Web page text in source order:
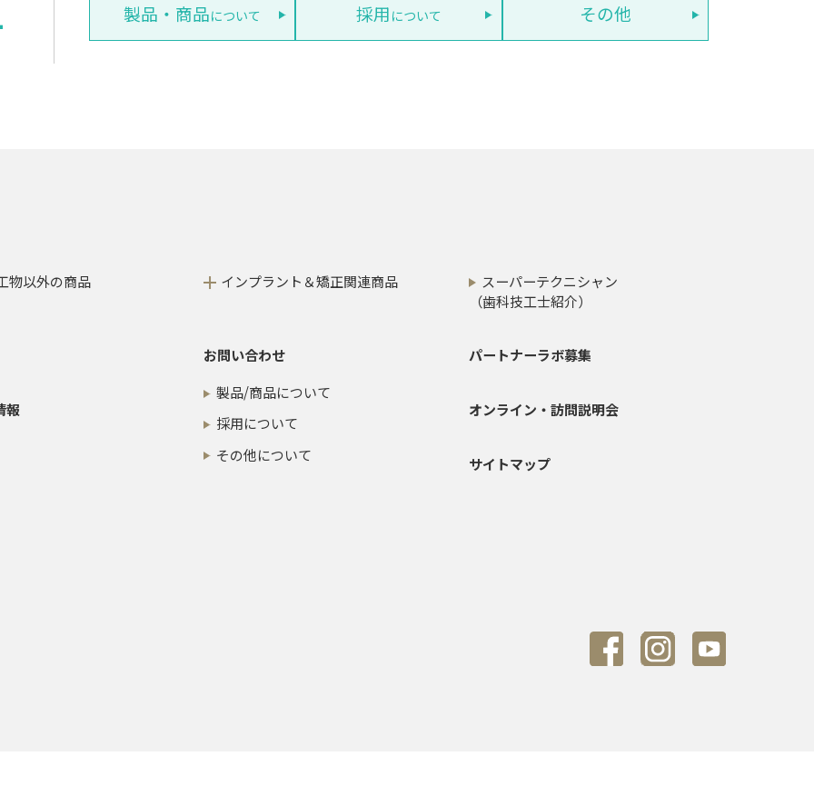
製品・商品について 採用 について その他
物以外の商品 インプラント＆矯正関連商品
スーパーテクニシャン
（歯科技工士紹介）
報
お問い合わせ
製品/商品について
採用について
その他について
パートナーラボ募集
オンライン・訪問説明会
サイトマップ